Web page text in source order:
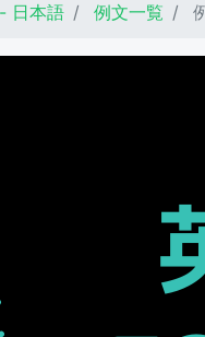
日本語 例文一覧